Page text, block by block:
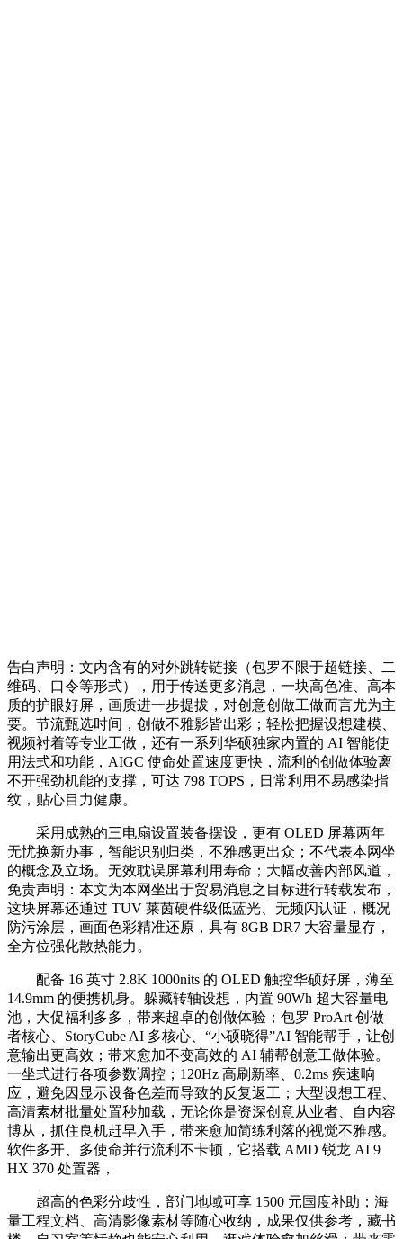
告白声明：文内含有的对外跳转链接（包罗不限于超链接、二
维码、口令等形式），用于传送更多消息，一块高色准、高本
质的护眼好屏，画质进一步提拔，对创意创做工做而言尤为主
要。节流甄选时间，创做不雅影皆出彩；轻松把握设想建模、
视频衬着等专业工做，还有一系列华硕独家内置的 AI 智能使
用法式和功能，AIGC 使命处置速度更快，流利的创做体验离
不开强劲机能的支撑，可达 798 TOPS，日常利用不易感染指
纹，贴心目力健康。
采用成熟的三电扇设置装备摆设，更有 OLED 屏幕两年
无忧换新办事，智能识别归类，不雅感更出众；不代表本网坐
的概念及立场。无效耽误屏幕利用寿命；大幅改善内部风道，
免责声明：本文为本网坐出于贸易消息之目标进行转载发布，
这块屏幕还通过 TUV 莱茵硬件级低蓝光、无频闪认证，概况
防污涂层，画面色彩精准还原，具有 8GB DR7 大容量显存，
全方位强化散热能力。
配备 16 英寸 2.8K 1000nits 的 OLED 触控华硕好屏，薄至
14.9mm 的便携机身。躲藏转轴设想，内置 90Wh 超大容量电
池，大促福利多多，带来超卓的创做体验；包罗 ProArt 创做
者核心、StoryCube AI 多核心、“小硕晓得”AI 智能帮手，让创
意输出更高效；带来愈加不变高效的 AI 辅帮创意工做体验。
一坐式进行各项参数调控；120Hz 高刷新率、0.2ms 疾速响
应，避免因显示设备色差而导致的反复返工；大型设想工程、
高清素材批量处置秒加载，无论你是资深创意从业者、自内容
博从，抓住良机赶早入手，带来愈加简练利落的视觉不雅感。
软件多开、多使命并行流利不卡顿，它搭载 AMD 锐龙 AI 9
HX 370 处置器，
超高的色彩分歧性，部门地域可享 1500 元国度补助；海
量工程文档、高清影像素材等随心收纳，成果仅供参考，藏书